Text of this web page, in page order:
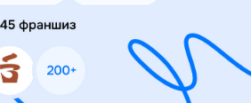
телефоне